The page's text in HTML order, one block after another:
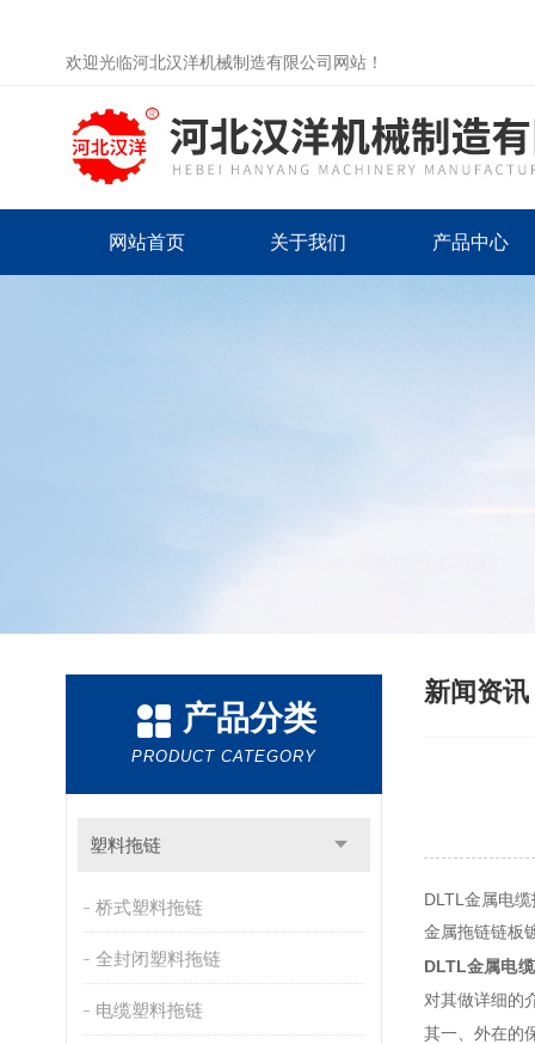
欢迎光临河北汉洋机械制造有限公司网站！
网站首页 关于我们 产品中心
产品分类
PRODUCT CATEGORY
塑料拖链
桥式塑料拖链
全封闭塑料拖链
电缆塑料拖链
新闻资讯
DLTL金属电
金属拖链链板
DLTL金属电
对其做详细的
其一、外在的